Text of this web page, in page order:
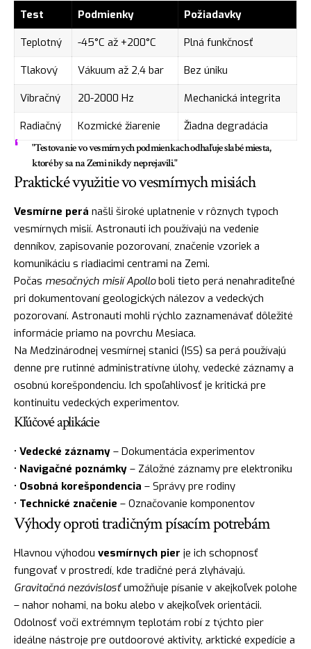
Test
Podmienky
Požiadavky
Teplotný
-45°C až +200°C
Plná funkčnosť
Tlakový
Vákuum až 2,4 bar
Bez úniku
Vibračný
20-2000 Hz
Mechanická integrita
Radiačný
Kozmické žiarenie Žiadna degradácia
"Testovanie vo vesmírnych podmienkach odhaľuje slabé miesta,
ktoré by sa na Zemi nikdy neprejavili."
Praktické využitie vo vesmírnych misiách
Vesmírne perá našli široké uplatnenie v rôznych typoch
vesmírnych misií. Astronauti ich používajú na vedenie
denníkov, zapisovanie pozorovaní, značenie vzoriek a
komunikáciu s riadiacimi centrami na Zemi.
Počas mesačných misií Apolloboli tieto perá nenahraditeľné
pri dokumentovaní geologických nálezov a vedeckých
pozorovaní. Astronauti mohli rýchlo zaznamenávať dôležité
informácie priamo na povrchu Mesiaca.
Na Medzinárodnej vesmírnej stanici (ISS) sa perá používajú
denne pre rutinné administratívne úlohy, vedecké záznamy a
osobnú korešpondenciu. Ich spoľahlivosť je kritická pre
kontinuitu vedeckých experimentov.
Kľúčové aplikácie
• Vedecké záznamy – Dokumentácia experimentov
• Navigačné poznámky – Záložné záznamy pre elektroniku
• Osobná korešpondencia – Správy pre rodiny
• Technické značenie – Označovanie komponentov
Výhody oproti tradičným písacím potrebám
Hlavnou výhodou vesmírnych pier je ich schopnosť
fungovať v prostredí, kde tradičné perá zlyhávajú.
Gravitačná nezávislosťumožňuje písanie v akejkoľvek polohe
– nahor nohami, na boku alebo v akejkoľvek orientácii.
Odolnosť voči extrémnym teplotám robí z týchto pier
ideálne nástroje pre outdoorové aktivity, arktické expedície a